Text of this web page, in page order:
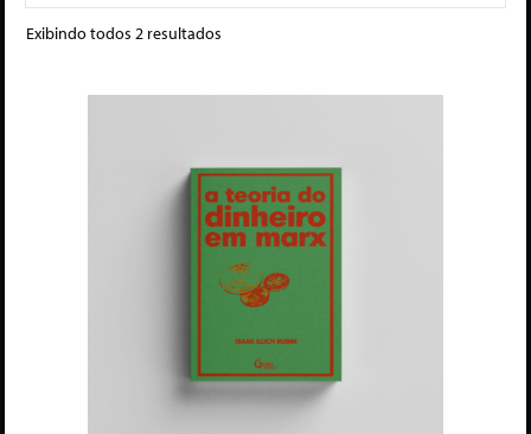
Exibindo todos 2 resultados